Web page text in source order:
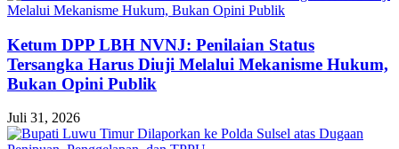
Ketum DPP LBH NVNJ: Penilaian Status
Tersangka Harus Diuji Melalui Mekanisme Hukum,
Bukan Opini Publik
Juli 31, 2026